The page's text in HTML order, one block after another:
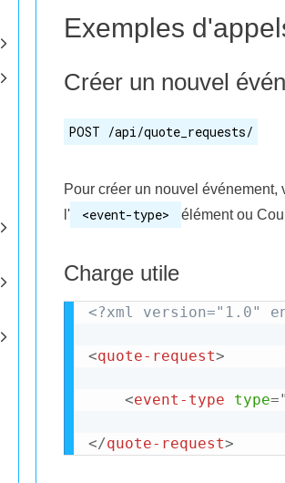
Exemples
Créer un nouvel
POST /api/quote_requests/
Pour créer un nouvel
l'
<event-type> élément ou
Charge utile
<?xml version="1.0"
<quote-request>
<event-type type="
</quote-request>